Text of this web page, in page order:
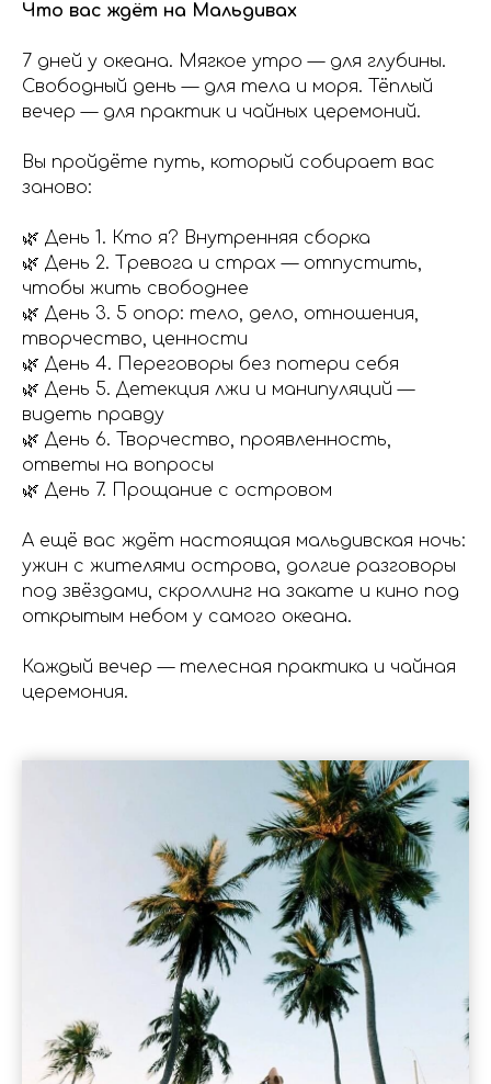
Что вас ждёт на Мальдивах
7 дней у океана. Мягкое утро — для глубины.
Свободный день — для тела и моря. Тёплый
вечер — для практик и чайных церемоний.
Вы пройдёте путь, который собирает вас
заново:
🌿 День 1. Кто я? Внутренняя сборка
🌿 День 2. Тревога и страх — отпустить,
чтобы жить свободнее
🌿 День 3. 5 опор: тело, дело, отношения,
творчество, ценности
🌿 День 4. Переговоры без потери себя
🌿 День 5. Детекция лжи и манипуляций —
видеть правду
🌿 День 6. Творчество, проявленность,
ответы на вопросы
🌿 День 7. Прощание с островом
А ещё вас ждёт настоящая мальдивская ночь:
ужин с жителями острова, долгие разговоры
под звёздами, скроллинг на закате и кино под
открытым небом у самого океана.
Каждый вечер — телесная практика и чайная
церемония.